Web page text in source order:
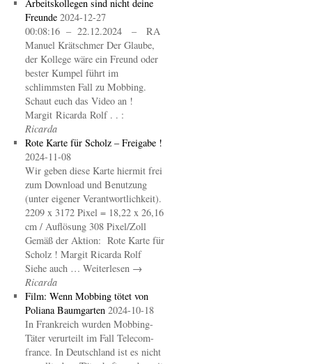
Arbeitskollegen sind nicht deine
Freunde 2024-12-27
00:08:16 – 22.12.2024 – RA
Manuel Krätschmer Der Glaube,
der Kollege wäre ein Freund oder
bester Kumpel führt im
schlimmsten Fall zu Mobbing.
Schaut euch das Video an !
Margit Ricarda Rolf . . :
Ricarda
Rote Karte für Scholz – Freigabe !
2024-11-08
Wir geben diese Karte hiermit frei
zum Download und Benutzung
(unter eigener Verantwortlichkeit).
2209 x 3172 Pixel = 18,22 x 26,16
cm / Auflösung 308 Pixel/Zoll
Gemäß der Aktion: Rote Karte für
Scholz ! Margit Ricarda Rolf
Siehe auch … Weiterlesen →
Ricarda
Film: Wenn Mobbing tötet von
Poliana Baumgarten 2024-10-18
In Frankreich wurden Mobbing-
Täter verurteilt im Fall Telecom-
france. In Deutschland ist es nicht